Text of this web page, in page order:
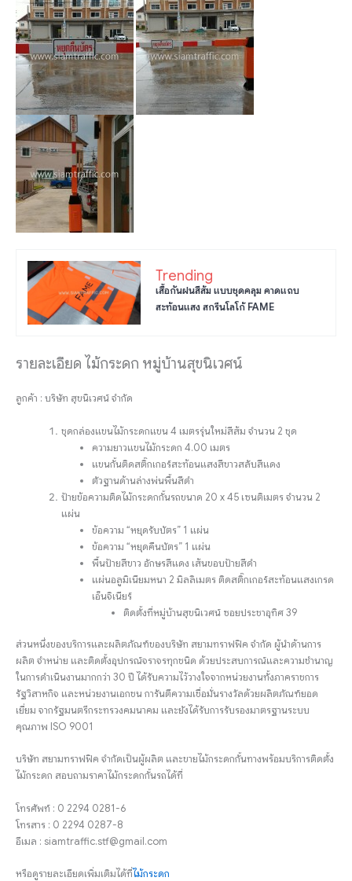
Trending
เสื้อกันฝนสีส้ม แบบชุดคลุม คาดแถบ
สะท้อนแสง สกรีนโลโก้ FAME
รายละเอียด ไม้กระดก หมู่บ้านสุขนิเวศน์
ลูกค้า : บริษัท สุขนิเวศน์ จำกัด
ชุดกล่องแขนไม้กระดกแขน 4 เมตรรุ่นใหม่สีส้ม จำนวน 2 ชุด
ความยาวแขนไม้กระดก 4.00 เมตร
แขนกั้นติดสติ๊กเกอร์สะท้อนแสงสีขาวสลับสีแดง
ตัวฐานด้านล่างพ่นพื้นสีดำ
ป้ายข้อความติดไม้กระดกกั้นรถขนาด 20 x 45 เซนติเมตร จำนวน 2
แผ่น
ข้อความ “หยุดรับบัตร” 1 แผ่น
ข้อความ “หยุดคืนบัตร” 1 แผ่น
พื้นป้ายสีขาว อักษรสีแดง เส้นขอบป้ายสีดำ
แผ่นอลูมิเนียมหนา 2 มิลลิเมตร ติดสติ๊กเกอร์สะท้อนแสงเกรด
เอ็นจิเนียร์
ติดตั้งที่หมู่บ้านสุขนิเวศน์ ซอยประชาอุทิศ 39
ส่วนหนึ่งของบริการและผลิตภัณฑ์ของบริษัท สยามทราฟฟิค จำกัด ผู้นำด้านการ
ผลิต จำหน่าย และติดตั้งอุปกรณ์จราจรทุกชนิด ด้วยประสบการณ์และความชำนาญ
ในการดำเนินงานมากกว่า 30 ปี ได้รับความไว้วางใจจากหน่วยงานทั้งภาคราชการ
รัฐวิสาหกิจ และหน่วยงานเอกชน การันตีความเชื่อมั่นรางวัลด้วยผลิตภัณฑ์ยอด
เยี่ยม จากรัฐมนตรีกระทรวงคมนาคม และยังได้รับการรับรองมาตรฐานระบบ
คุณภาพ ISO 9001
บริษัท สยามทราฟฟิค จำกัดเป็นผู้ผลิต และขายไม้กระดกกั้นทางพร้อมบริการติดตั้ง
ไม้กระดก สอบถามราคาไม้กระดกกั้นรถได้ที่
โทรศัพท์ : 0 2294 0281-6
โทรสาร : 0 2294 0287-8
อีเมล : siamtraffic.stf@gmail.com
หรือดูรายละเอียดเพิ่มเติมได้ที่ไม้กระดก